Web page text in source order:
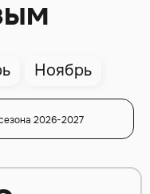
Ноябрь
2026-2027